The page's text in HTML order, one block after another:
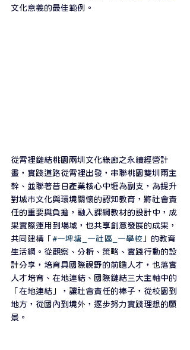
文化意義的最佳範例。
從霄裡鏈結桃園兩圳文化綠廊之永續經營計
畫，實踐道路從霄裡出發，串聯桃園雙圳兩主
幹、並聯著昔日產業核心中壢為副支，為提升
對城市文化與環境關懷的認知教育，將社會責
任的重要與負擔，融入課綱教材的設計中，成
果實際運用到場域，也共享創意發展的成果，
共同建構「 #一埤塘_一社區_一學校 」的教育
生活網。從觀察、分析、策略、實踐行動的設
計分享，培育具國際視野的前瞻人才，也落實
人才培育、在地連結、國際鏈結三大主軸中的
「在地連結」，讓社會責任的棒子，從校園到
地方，從國內到境外，逐步努力實踐理想的願
景。